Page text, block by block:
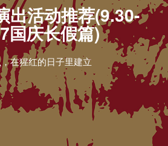
出活动推荐(9.30-
国庆长假篇)
在猩红的日子里建立